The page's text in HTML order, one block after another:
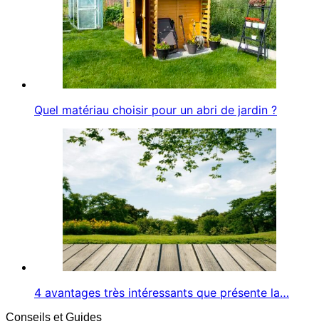
Quel matériau choisir pour un abri de jardin ?
4 avantages très intéressants que présente la…
Conseils et Guides